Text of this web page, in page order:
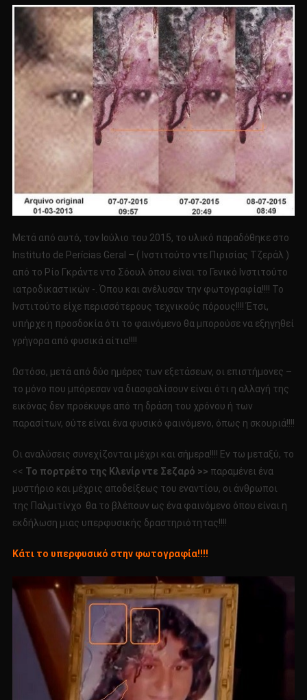
Μετά από αυτό, τον Ιούλιο του 2015, το υλικό παραδόθηκε στο
Instituto de Perícias Geral – ( Ινστιτούτο ντε Πιρισίας Τζεράλ )
από το Ρίο Γκράντε ντο Σόουλ όπου είναι το Γενικό Ινστιτούτο
ιατροδικαστικών -. Όπου και ανέλυσαν την φωτογραφία!!!! Το
Ινστιτούτο είχε περισσότερους τεχνικούς πόρους!!!! Έτσι,
υπήρχε η προσδοκία ότι το φαινόμενο θα μπορούσε να εξηγηθεί
γρήγορα από φυσικά αίτια!!!!
Ωστόσο, μετά από δύο ημέρες των εξετάσεων, οι επιστήμονες –
το μόνο που μπόρεσαν να διασφαλίσουν είναι ότι η αλλαγή της
εικόνας δεν προέκυψε από τη δράση του χρόνου ή των
παρασίτων, ούτε είναι ένα φυσικό φαινόμενο, όπως η σκουριά!!!!
Οι αναλύσεις συνεχίζονται μέχρι και σήμερα!!!! Εν τω μεταξύ, το
<< Το πορτρέτο της Κλενίρ ντε Σεζαρό >> παραμένει ένα
μυστήριο και μέχρις αποδείξεως του εναντίου, οι άνθρωποι
της Παλμιτίνχο θα το βλέπουν ως ένα φαινόμενο όπου είναι η
εκδήλωση μιας υπερφυσικής δραστηριότητας!!!!
Κάτι το υπερφυσικό στην φωτογραφία!!!!